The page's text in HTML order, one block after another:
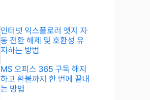
인터넷 익스플로러 엣지 자
동 전환 해제 및 호환성 유
지하는 방법
MS 오피스 365 구독 해지
하고 환불까지 한 번에 끝내
는 방법